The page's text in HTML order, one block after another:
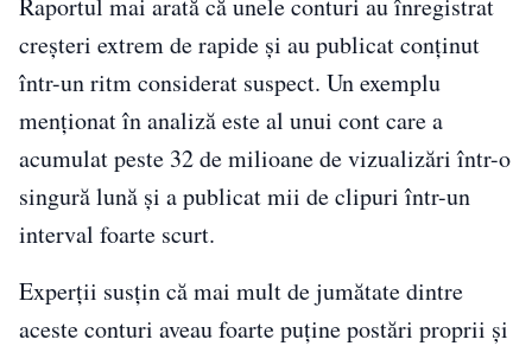
Raportul mai arată că unele conturi au înregistrat
creșteri extrem de rapide și au publicat conținut
într-un ritm considerat suspect. Un exemplu
menționat în analiză este al unui cont care a
acumulat peste 32 de milioane de vizualizări într-o
singură lună și a publicat mii de clipuri într-un
interval foarte scurt.
Experții susțin că mai mult de jumătate dintre
aceste conturi aveau foarte puține postări proprii și